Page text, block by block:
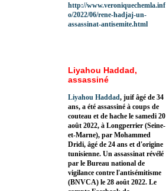
http://www.veroniquechemla.inf
o/2022/06/rene-hadjaj-un-
assassinat-antisemite.html
Liyahou Haddad,
assassiné
Liyahou Haddad, juif âgé de 34
ans, a été assassiné à coups de
couteau et de hache le samedi 20
août 2022, à Longperrier (Seine-
et-Marne), par Mohammed
Dridi, âgé de 24 ans et d'origine
tunisienne. Un assassinat révélé
par le Bureau national de
vigilance contre l'antisémitisme
(BNVCA) le 28 août 2022. Le